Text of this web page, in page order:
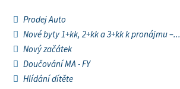
Prodej Auto
Nové byty 1+kk, 2+kk a 3+kk k pronájmu –...
Nový začátek
Doučování MA - FY
Hlídání dítěte